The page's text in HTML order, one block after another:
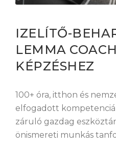
IZELÍTŐ-
LEMMA
KÉPZÉSHEZ
100+ óra, itthon és
elfogadott
záruló gazdag
önismereti munkás